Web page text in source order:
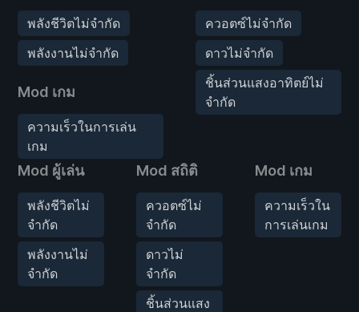
พลังชีวิตไม่จำกัด
พลังงานไม่จำกัด
Mod เกม
ความเร็วในการเล่น
เกม
ควอตซ์ไม่จำกัด
ดาวไม่จำกัด
ชิ้นส่วนแสงอาทิตย์ไม่
จำกัด
Mod ผู้เล่น
พลังชีวิตไม่
จำกัด
พลังงานไม่
จำกัด
Mod สถิติ
ควอตซ์ไม่
จำกัด
ดาวไม่
จำกัด
ชิ้นส่วนแสง
Mod เกม
ความเร็วใน
การเล่นเกม